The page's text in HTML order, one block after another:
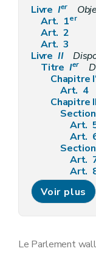
Livre Ier
Art. 1er
Art. 2
Art. 3
Livre II
Titre Ier
Chapitre I
Art. 4
Chapitre II
Art.
Art.
Art.
Art.
Section
Art. 9
Chapitre III
Chapitre
Voir plus
Le Parlement